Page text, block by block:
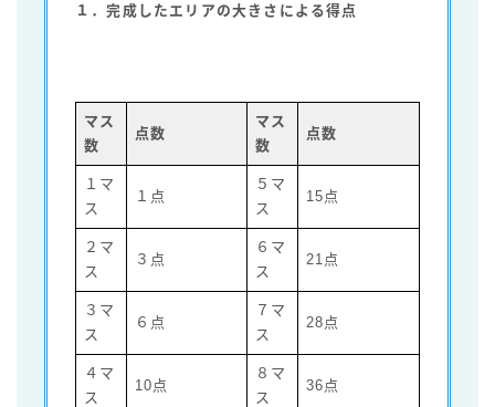
１．完成したエリアの大きさによる得点
マス
数
点数
マス
数
点数
１マ
ス
１点
５マ
ス
15点
２マ
ス
３点
６マ
ス
21点
３マ
ス
６点
７マ
ス
28点
４マ
ス
10点
８マ
ス
36点